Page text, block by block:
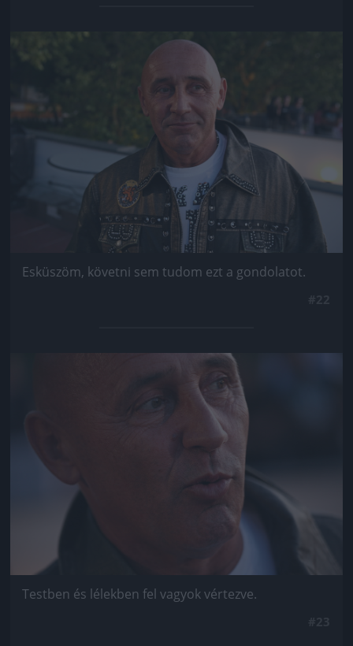
Jön még kép!
Esküszöm, követni sem tudom ezt a gondolatot.
Jön még kép!
Testben és lélekben fel vagyok vértezve.